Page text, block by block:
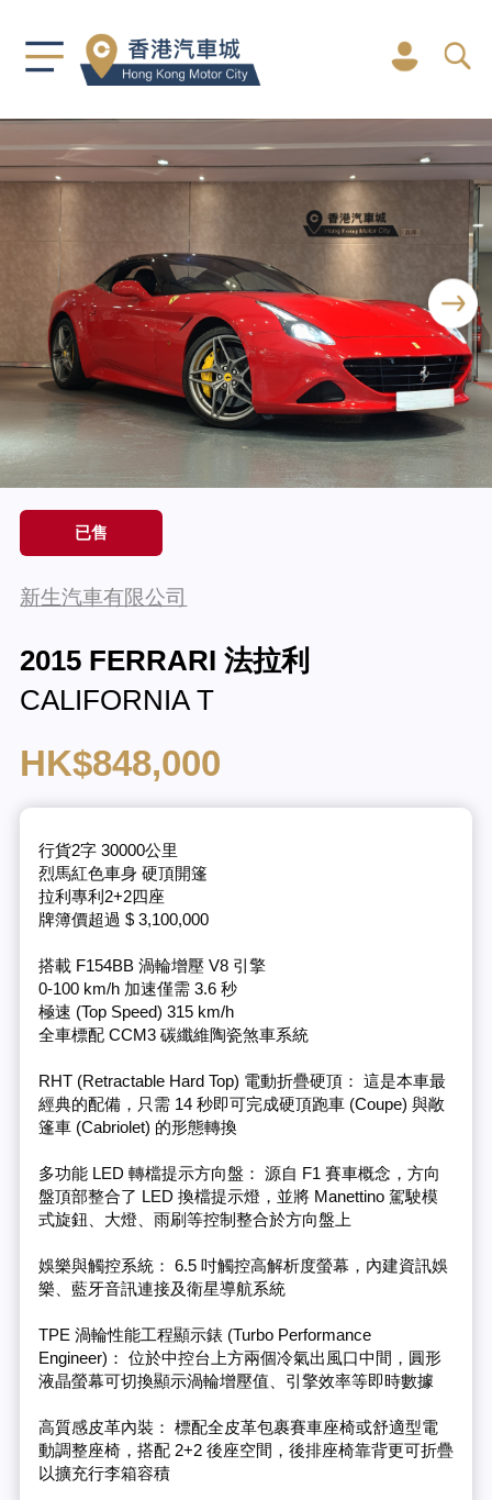
已售
新生汽車有限公司
2015 FERRARI 法拉利
CALIFORNIA T
HK$848,000
行貨2字 30000公里
烈馬紅色車身 硬頂開篷
拉利專利2+2四座
牌簿價超過 $ 3,100,000
搭載 F154BB 渦輪增壓 V8 引擎
0-100 km/h 加速僅需 3.6 秒
極速 (Top Speed) 315 km/h
全車標配 CCM3 碳纖維陶瓷煞車系統
RHT (Retractable Hard Top) 電動折疊硬頂： 這是本車最
經典的配備，只需 14 秒即可完成硬頂跑車 (Coupe) 與敞
篷車 (Cabriolet) 的形態轉換
多功能 LED 轉檔提示方向盤： 源自 F1 賽車概念，方向
盤頂部整合了 LED 換檔提示燈，並將 Manettino 駕駛模
式旋鈕、大燈、雨刷等控制整合於方向盤上
娛樂與觸控系統： 6.5 吋觸控高解析度螢幕，內建資訊娛
樂、藍牙音訊連接及衛星導航系統
TPE 渦輪性能工程顯示錶 (Turbo Performance
Engineer)： 位於中控台上方兩個冷氣出風口中間，圓形
液晶螢幕可切換顯示渦輪增壓值、引擎效率等即時數據
高質感皮革內裝： 標配全皮革包裹賽車座椅或舒適型電
動調整座椅，搭配 2+2 後座空間，後排座椅靠背更可折疊
以擴充行李箱容積